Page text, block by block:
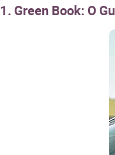
1. Green Book: O